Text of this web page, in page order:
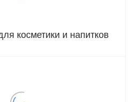
косметики и напитков